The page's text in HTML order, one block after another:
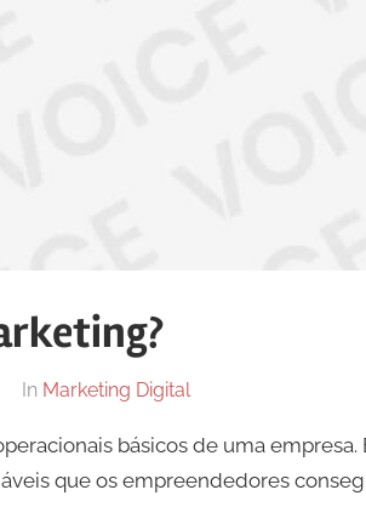
In Marketing Digital
básicos de uma
​​que os empreendedores